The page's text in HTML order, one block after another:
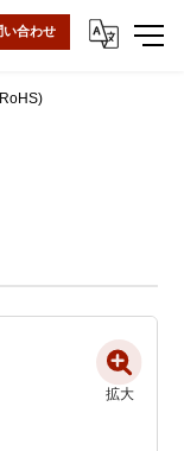
い合わせ
拡大
拡大